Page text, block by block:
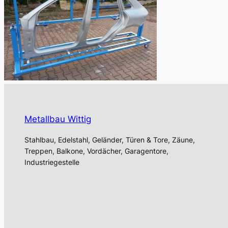
Metallbau Wittig
Stahlbau, Edelstahl, Geländer, Türen & Tore, Zäune,
Treppen, Balkone, Vordächer, Garagentore,
Industriegestelle